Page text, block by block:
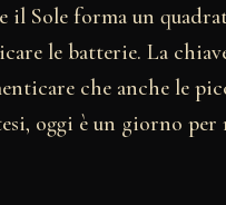
il Sole forma un
le batterie. La
che anche le
oggi è un giorno